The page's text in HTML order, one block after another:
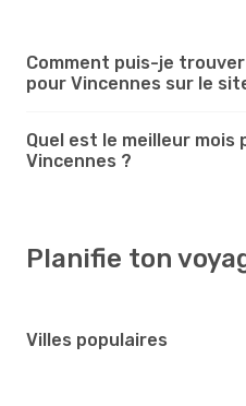
Comment puis-je
pour Vincennes sur le
Quel est le meilleur mois
Vincennes ?
Planifie ton
Villes populaires